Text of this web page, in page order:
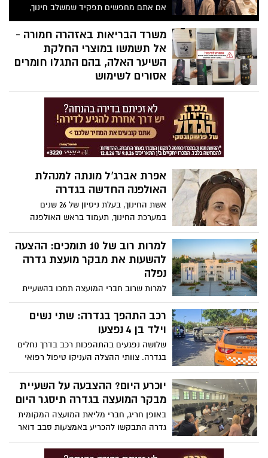
אם אתם מחפשים תפקיד שמשלב חינוך,
תרבות, ניהול ויצירתיות – ייתכן שזו
ההזדמנות הבאה שלכם. המוזיאון לתרבות
הפלשתים באשדוד פרסם מודעת דרושים
למשרת מנהל/ת מחלקת חינוך בהיקף של
משרה מלאה.
משרד הבריאות באזהרה חמורה -
אל תשמשו במוצרי החלקת
השיער האלה, בהם התגלו חומרים
אסורים לשימוש
לאחר בדיקות מעבדה שבוצעו למוצרים
שנתפסו בתשעה סניפי רשת "מרכז
ההחלקות", מזהיר משרד הבריאות מפני
שימוש במוצרי החלקה ושמפו שאינם רשומים
כחוק. בחלק מהמוצרים נמצאה חומצה
גליאוקסילית האסורה לשימוש בהחלקות
- חומר המוגדר כמסרטן
אפרת אברג’ל מונתה למנהלת
האולפנה החדשה בגדרה
אשת החינוך, בעלת ניסיון של 26 שנים
במערכת החינוך, תעמוד בראש האולפנה
החדשה שתיפתח במושבה. ״שמחה ונרגשת
על הזכות שנפלה בחלקי״, אמרה עם כניסתה
לתפקיד
למרות רוב של 10 תומכים: ההצעה
להשעות את מבקר מועצת גדרה
נפלה
למרות שרוב חברי המועצה תמכו בהשעיית
מבקר המועצה, שנגדו מתנהל הליך בבית הדין
למשמעת בעקבות חשד להטרדה מינית,
ההצעה לא התקבלה לאחר שהצבעתה של
ולא נספרה. כל חברי האופוזיציה, למעט
רכב התהפך בגדרה: שתי נשים
וילד בן 4 נפצעו
שלושה נפגעים בהתהפכות רכב בדרך נחלים
בגדרה. צוותי ההצלה העניקו טיפול רפואי
ראשוני לשתי נשים וילד
יוכרע היום? ההצבעה על השעיית
מבקר המועצה בגדרה תיסגר היום
באופן חריג, חברי מליאת המועצה המקומית
גדרה התבקשו להכריע באמצעות סבב דואר
אלקטרוני האם להשעות את מבקר המועצה,
נגדו מתנהלים הליכים משמעתיים בעקבות